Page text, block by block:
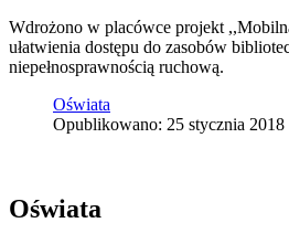
Wdrożono w placówce projekt
ułatwienia dostępu do zasobów
niepełnosprawnością ruchową.
Oświata
Opublikowano: 25 stycznia 2018
Oświata